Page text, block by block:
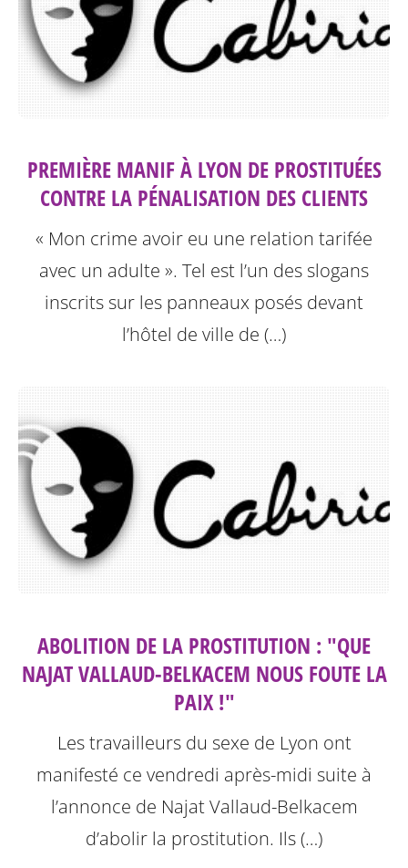
PREMIÈRE MANIF À LYON DE PROSTITUÉES
CONTRE LA PÉNALISATION DES CLIENTS
« Mon crime avoir eu une relation tarifée
avec un adulte ». Tel est l’un des slogans
inscrits sur les panneaux posés devant
l’hôtel de ville de (…)
ABOLITION DE LA PROSTITUTION : "QUE
NAJAT VALLAUD-BELKACEM NOUS FOUTE LA
PAIX !"
Les travailleurs du sexe de Lyon ont
manifesté ce vendredi après-midi suite à
l’annonce de Najat Vallaud-Belkacem
d’abolir la prostitution. Ils (…)